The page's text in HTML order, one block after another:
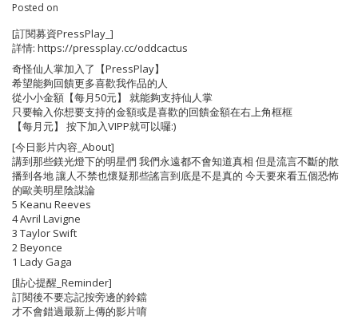
Posted on
[訂閱募資PressPlay_]
詳情: https://pressplay.cc/oddcactus
奇怪仙人掌加入了【PressPlay】
希望能夠回饋更多喜歡我作品的人
從小小金額【每月50元】 就能夠支持仙人掌
只要輸入你想要支持的金額或是喜歡的回饋金額在右上角框框
【每月元】 按下加入VIPP就可以囉:)
[今日影片內容_About]
講到那些鎂光燈下的明星們 我們永遠都不會知道真相 但是流言不斷的散
播到各地 讓人不禁也懷疑那些謠言到底是不是真的 今天要來看五個恐怖
的歐美明星陰謀論
5 Keanu Reeves
4 Avril Lavigne
3 Taylor Swift
2 Beyonce
1 Lady Gaga
[貼心提醒_Reminder]
訂閱後不要忘記按旁邊的鈴鐺
才不會錯過最新上傳的影片唷